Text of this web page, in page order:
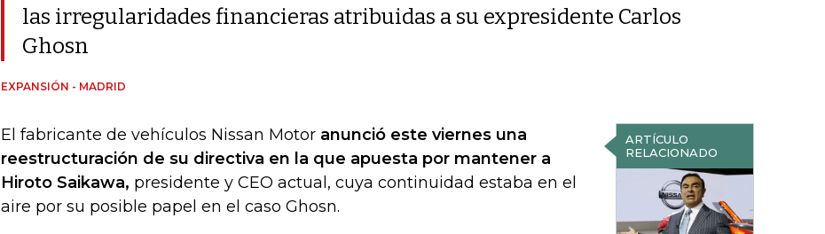
las irregularidades financieras atribuidas a su expresidente Carlos
Ghosn
EXPANSIÓN - MADRID
ARTÍCULO
RELACIONADO
El fabricante de vehículos Nissan Motor anunció este viernes una
reestructuración de su directiva en la que apuesta por mantener a
Hiroto Saikawa, presidente y CEO actual, cuya continuidad estaba en el
aire por su posible papel en el caso Ghosn.